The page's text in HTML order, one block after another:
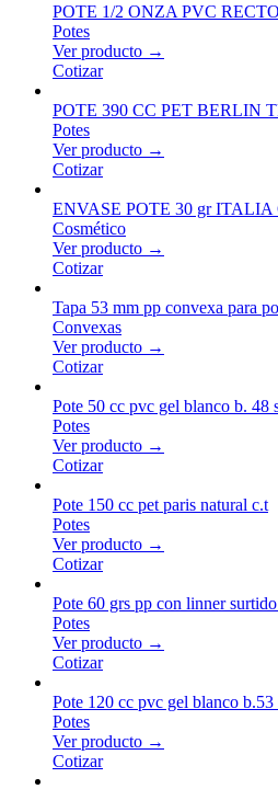
POTE 1/2 ONZA PVC
Potes
Ver producto →
Cotizar
POTE 390 CC PET BERLIN
Potes
Ver producto →
Cotizar
ENVASE POTE 30 gr
Cosmético
Ver producto →
Cotizar
Tapa 53 mm pp convexa para
Convexas
Ver producto →
Cotizar
Pote 50 cc pvc gel blanco b. 48
Potes
Ver producto →
Cotizar
Pote 150 cc pet paris natural c.t
Potes
Ver producto →
Cotizar
Pote 60 grs pp con linner
Potes
Ver producto →
Cotizar
Pote 120 cc pvc gel blanco b.53
Potes
Ver producto →
Cotizar